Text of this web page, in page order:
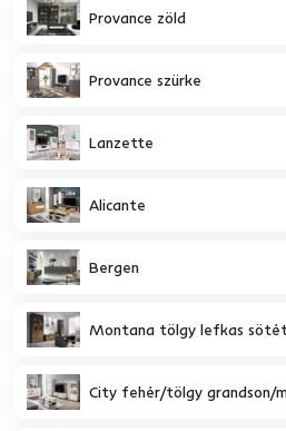
Provance zöld
Provance szürke
Lanzette
Alicante
Bergen
Montana tölgy lefkas
City fehér/tölgy grandson/